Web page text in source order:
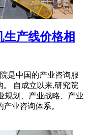
产线价格相
是中国的产业咨询服
自成立以来,研究院
规划、产业战略、产业
业咨询体系。